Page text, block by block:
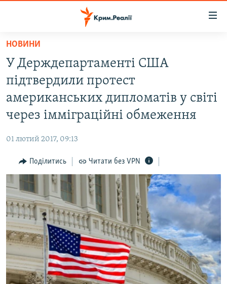
Перейти
основного
матеріалу
до
основної
Перейти
пошуку
ВОДА.КРИМ
ВІДЕО ТА ФОТО
ПОЛІТИКА
ІНТЕРВ'Ю
ВСЕ ЗА ДЕНЬ
СПЕЦПРОЕКТИ
ДЕПОРТАЦІЯ
ВІДЕОУРОКИ «ELIFBE»
СВІДЧЕННЯ ОКУПАЦІЇ
УКРАЇНСЬКА ПРОБЛЕМА КРИМУ
ЯК ОБІЙТИ БЛОКУВАННЯ
Русский
Qırımtatar
НОВИНИ
У Держдепартаменті США
підтвердили протест
американських дипломатів у світі
через імміграційні обмеження
01 лютий 2017, 09:13
Поділитись Читати без VPN